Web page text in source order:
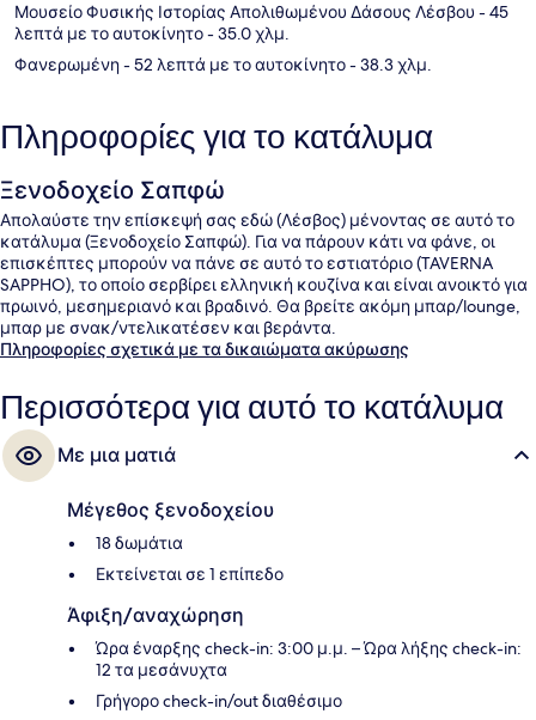
Μουσείο Φυσικής Ιστορίας Απολιθωμένου Δάσους Λέσβου - 45
λεπτά με το αυτοκίνητο- 35.0 χλμ.
Φανερωμένη- 52 λεπτά με το αυτοκίνητο- 38.3 χλμ.
Πληροφορίες για το κατάλυμα
Ξενοδοχείο Σαπφώ
Απολαύστε την επίσκεψή σας εδώ (Λέσβος) μένοντας σε αυτό το
κατάλυμα (Ξενοδοχείο Σαπφώ). Για να πάρουν κάτι να φάνε, οι
επισκέπτες μπορούν να πάνε σε αυτό το εστιατόριο (TAVERNA
SAPPHO), το οποίο σερβίρει ελληνική κουζίνα και είναι ανοικτό για
πρωινό, μεσημεριανό και βραδινό. Θα βρείτε ακόμη μπαρ/lounge,
μπαρ με σνακ/ντελικατέσεν και βεράντα.
Πληροφορίες σχετικά με τα δικαιώματα ακύρωσης
Περισσότερα για αυτό το κατάλυμα
Με μια ματιά
Μέγεθος ξενοδοχείου
18 δωμάτια
Εκτείνεται σε 1 επίπεδο
Άφιξη/αναχώρηση
Ώρα έναρξης check-in: 3:00 μ.μ. – Ώρα λήξης check-in:
12 τα μεσάνυχτα
Γρήγορο check-in/out διαθέσιμο